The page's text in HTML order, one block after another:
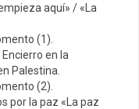
aquí» / «La
(1).
en la
Palestina.
(2).
por la paz «La paz